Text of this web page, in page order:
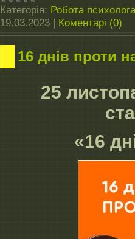
Категорія: Робота психолога
19.03.2023 | Коментарі (0)
16 днів проти
25
«16